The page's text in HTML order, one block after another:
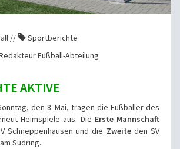
//
Sportberichte
Fußball-Abteilung
AKTIVE
den 8. Mai, tragen die Fußballer des
Heimspiele aus. Die Erste Mannschaft
Schneppenhausen und die Zweiteden SV
Südring.